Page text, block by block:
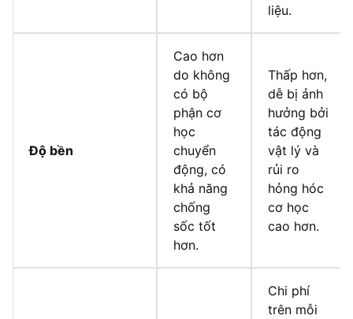
liệu.
Độ bền
Cao hơn
do không
có bộ
phận cơ
học
chuyển
động, có
khả năng
chống
sốc tốt
hơn.
Thấp hơn,
dễ bị ảnh
hưởng bởi
tác động
vật lý và
rủi ro
hỏng hóc
cơ học
cao hơn.
Chi phí
trên mỗi